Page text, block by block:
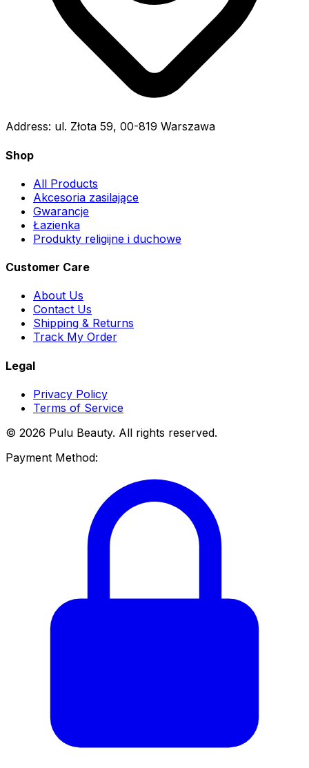
Address: ul. Złota 59, 00-819 Warszawa
Shop
All Products
Akcesoria zasilające
Gwarancje
Łazienka
Produkty religijne i duchowe
Customer Care
About Us
Contact Us
Shipping & Returns
Track My Order
Legal
Privacy Policy
Terms of Service
© 2026 Pulu Beauty. All rights reserved.
Payment Method: